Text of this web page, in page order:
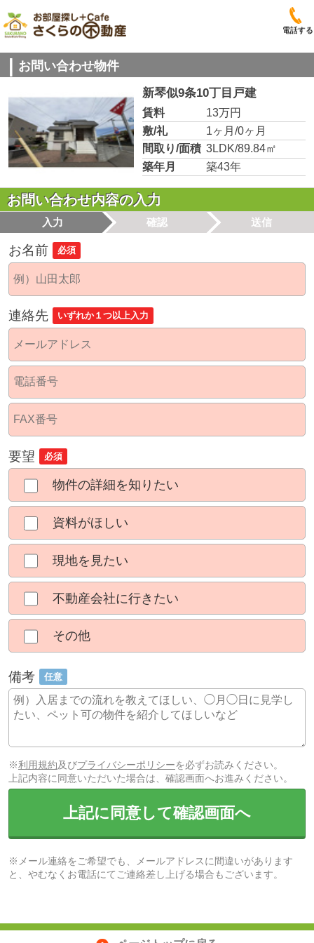
電話する
お問い合わせ物件
新琴似9条10丁目戸建
賃料
13万円
敷/礼
1ヶ月/0ヶ月
間取り/面積 3LDK/89.84㎡
築年月
築43年
お問い合わせ内容の入力
入力 確認 送信
お名前 必須
連絡先 いずれか１つ以上入力
要望 必須
物件の詳細を知りたい
資料がほしい
現地を見たい
不動産会社に行きたい
その他
備考 任意
※利用規約及びプライバシーポリシーを必ずお読みください。
上記内容に同意いただいた場合は、確認画面へお進みください。
上記に同意して確認画面へ
※メール連絡をご希望でも、メールアドレスに間違いがあります
と、やむなくお電話にてご連絡差し上げる場合もございます。